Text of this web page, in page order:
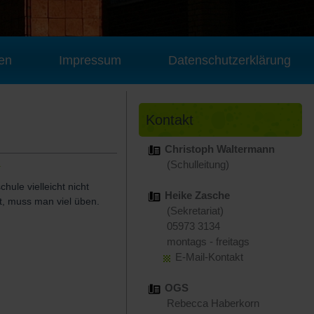
Impressum Datenschutzerklärung
vielleicht nicht
muss man viel üben.
Kontakt
Christoph Waltermann
(Schulleitung)
Heike Zasche
(Sekretariat)
05973 3134
montags - freitags
E-Mail-Kontakt
OGS
Rebecca Haberkorn